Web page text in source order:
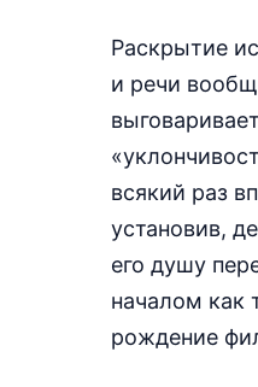
Раскрытие
и речи
всякий раз
установив,
его душу
началом как
рождение